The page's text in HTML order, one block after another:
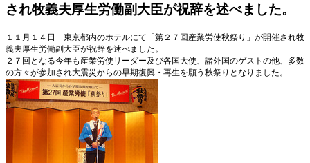
され牧義夫厚生労働副大臣が祝辞を述べました。
１１月１４日 東京都内のホテルにて「第２７回産業労使秋祭り」が開催され牧
義夫厚生労働副大臣が祝辞を述べました。
２７回となる今年も産業労使リーダー及び各国大使、諸外国のゲストの他、多数
の方々が参加され大震災からの早期復興・再生を願う秋祭りとなりました。